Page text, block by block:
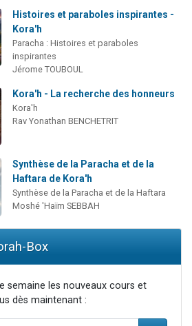
Histoires et paraboles inspirantes -
Kora'h
Paracha : Histoires et paraboles
inspirantes
Jérome TOUBOUL
Kora'h - La recherche des honneurs
Kora'h
Rav Yonathan BENCHETRIT
Synthèse de la Paracha et de la
Haftara de Kora'h
Synthèse de la Paracha et de la Haftara
Moshé 'Haïm SEBBAH
Box
semaine les nouveaux cours et
dès maintenant :